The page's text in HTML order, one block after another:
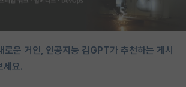
로운 거인, 인공지능 김GPT가 추천하는 게시
세요.